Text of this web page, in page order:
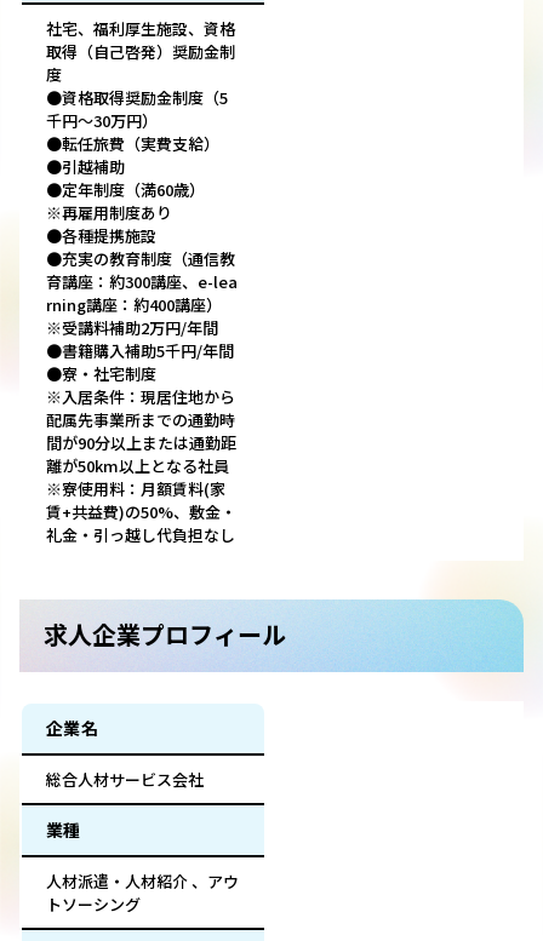
社宅、福利厚生施設、資格
取得（自己啓発）奨励金制
度
●資格取得奨励金制度（5
千円～30万円）
●転任旅費（実費支給）
●引越補助
●定年制度（満60歳）
※再雇用制度あり
●各種提携施設
●充実の教育制度（通信教
育講座：約300講座、e-lea
rning講座：約400講座）
※受講料補助2万円/年間
●書籍購入補助5千円/年間
●寮・社宅制度
※入居条件：現居住地から
配属先事業所までの通勤時
間が90分以上または通勤距
離が50km以上となる社員
※寮使用料：月額賃料(家
賃+共益費)の50%、敷金・
礼金・引っ越し代負担なし
求人企業プロフィール
企業名
総合人材サービス会社
業種
人材派遣・人材紹介 、アウ
トソーシング